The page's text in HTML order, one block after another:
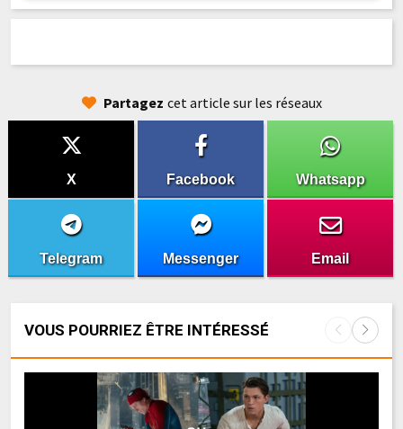
Partagez cet article sur les réseaux
X Facebook Whatsapp
Telegram Messenger Email
VOUS POURRIEZ ÊTRE INTÉRESSÉ